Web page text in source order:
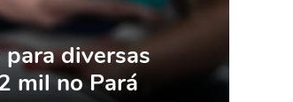
diversas
mil no Pará